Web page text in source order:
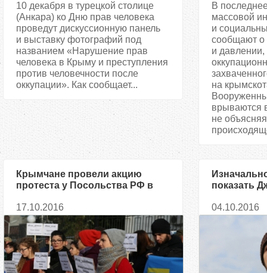
10 декабря в турецкой столице
(Анкара) ко Дню прав человека
проведут дискуссионную панель
и выставку фотографий под
названием «Нарушение прав
человека в Крыму и преступления
против человечности после
оккупации». Как сообщает...
В
массовой
и
сообщают о
и давлении,
на
врываются
не
Крымчане провели акцию
протеста у Посольства РФ в
17.10.2016
показать
получился
04.10.2016